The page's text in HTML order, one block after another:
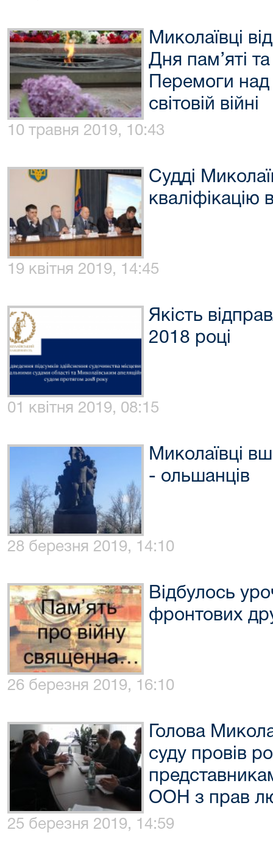
Миколаївці
Дня пам’яті
Перемоги
світовій війні
10 травня 2019, 10:43
Судді
кваліфікацію
19 квітня 2019, 14:45
Якість
2018 році
01 квітня 2019, 08:15
Миколаївці
- ольшанців
28 березня 2019, 14:10
Відбулось
фронтових
26 березня 2019, 16:10
Голова
суду провів
ООН з прав
25 березня 2019, 14:59